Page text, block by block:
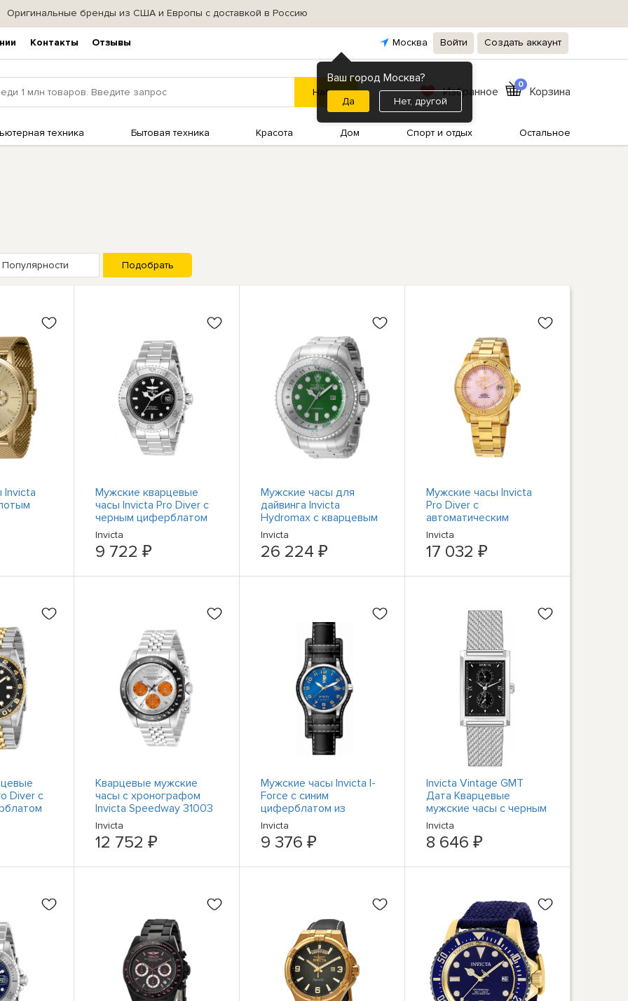
Оригинальные бренды из США и Европы с доставкой в Россию
Контакты Отзывы Москва
Ваш город Москва?
Нет, другой
Войти Создать аккаунт
Избранное
0
Корзина
техника Бытовая техника Красота Дом Спорт и отдых Остальное
Invicta
Мужские кварцевые
часы Invicta Pro Diver с
черным циферблатом
34022
Invicta
9 722 ₽
Мужские часы для
дайвинга Invicta
Hydromax с кварцевым
корпусом и зеленым
циферблатом 44745
Invicta
26 224 ₽
Мужские часы Invicta
Pro Diver с
автоматическим
розовым циферблатом
28693
Invicta
17 032 ₽
Diver с
Кварцевые мужские
часы с хронографом
Invicta Speedway 31003
Invicta
12 752 ₽
Мужские часы Invicta I-
Force с синим
циферблатом из
нержавеющей стали и
черной телячьей кожи
Invicta
9 376 ₽
Invicta Vintage GMT
Дата Кварцевые
мужские часы с черным
циферблатом 46860
Invicta
8 646 ₽